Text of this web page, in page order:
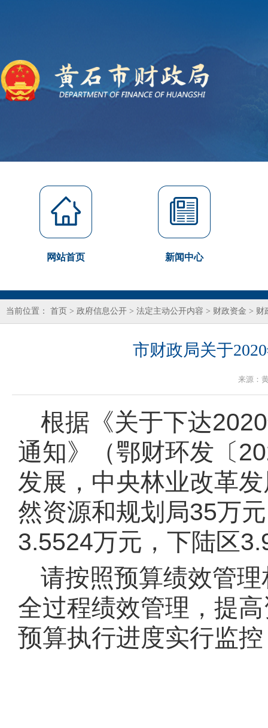
网站首页 新闻中心
当前位置： 首页 > 政府信息公开 > 法定主动公开内容 > 财政资金 > 财
市财政局关于
来源：
根据《关于下达
通知》（鄂财环发〔
发展， 中央林业改革
然资源和规划局35万
3.5524万元 ，下陆区
请按照预算绩效管
全过程绩效管理，提
预算执行进度实行监